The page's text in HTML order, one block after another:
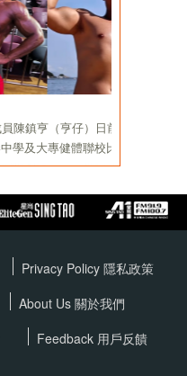
Privacy Policy 隱私政策
About Us 關於我們
Feedback 用戶反饋